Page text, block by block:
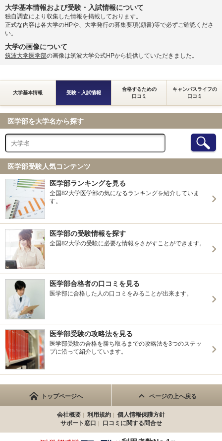
2月23日 東京慈恵会医科大学 一般
旭川医科大学 前期
旭川医科大学 私費外国人留学生選抜
東北大学 前期
山形大学 前期
福島県立医科大学 前期（一般）
福島県立医科大学 私費外国人留学生選抜
筑波大学 前期（一般）
群馬大学 前期
千葉大学 前期
千葉大学 私費外国人留学生選抜
東京科学大学(旧東京医科歯科大学) 私費外国人留学生特別
選抜
横浜市立大学 前期
信州大学 私費外国人留学生入試
富山大学 前期
富山大学 帰国生徒選抜
岐阜大学 前期
浜松医科大学 前期
名古屋大学 前期
大学基本情報および受験・入試情報について
独自調査により収集した情報を掲載しております。
正式な内容は各大学のHPや、大学発行の募集要項(願書)等で必ずご確認くださ
い。
大学の画像について
筑波大学医学部の画像は筑波大学公式HPから提供していただきました。
大学基本情報 受験・入試情報
合格するための
口コミ
キャンパスライフの
口コミ
医学部を大学名から探す
医学部受験人気コンテンツ
医学部ランキングを見る
全国82大学医学部の気になるランキングを紹介していま
す。
医学部の受験情報を探す
全国82大学の受験に必要な情報をさがすことができます。
医学部合格者の口コミを見る
医学部に合格した人の口コミをみることが出来ます。
医学部受験の攻略法を見る
医学部受験の合格を勝ち取るまでの攻略法を3つのステッ
プに沿って紹介しています。
トップページへ ページの上へ戻る
会社概要 利用規約
個人情報保護方針
サポート窓口
口コミに関する問合せ